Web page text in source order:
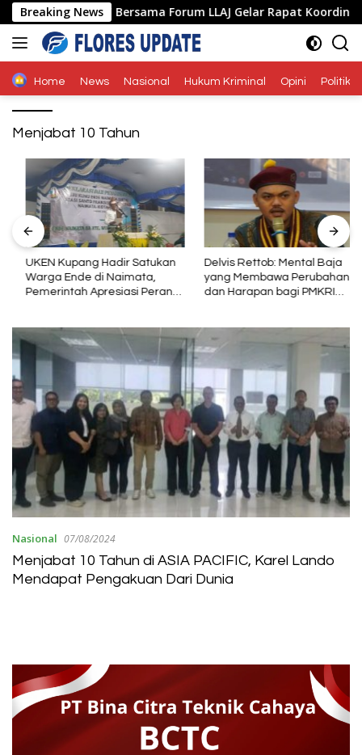
Langsung
ke
konten
Breaking News
Polda NTT Bersama Forum LLAJ Gelar Rapat Koordinasi
Home News Nasional Hukum Kriminal Opini Politik
Menjabat 10 Tahun
UKEN Kupang Hadir Satukan
Warga Ende di Naimata,
Pemerintah Apresiasi Peran
Delvis Rettob: Mental Baja
yang Membawa Perubahan
dan Harapan bagi PMKRI
Nasional 07/08/2024
Menjabat 10 Tahun di ASIA PACIFIC, Karel Lando
Mendapat Pengakuan Dari Dunia